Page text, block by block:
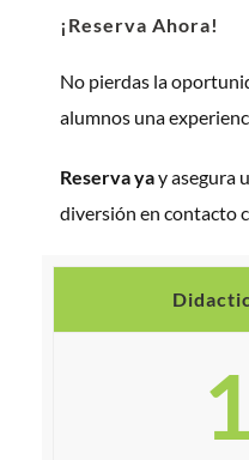
¡Reserva Ahora!
No pierdas la
alumnos una
Reserva yay asegura
diversión en contacto